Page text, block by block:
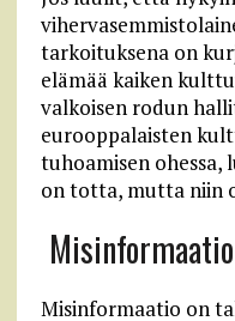
tarkoituksena on
elämää kaiken
valkoisen rodun
eurooppalaisten
tuhoamisen
on totta, mutta niin
Misinformaatio on